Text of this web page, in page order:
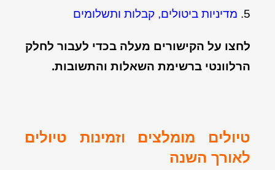
5. מדיניות ביטולים, קבלות ותשלומים
לחצו על הקישורים מעלה בכדי לעבור לחלק
הרלוונטי ברשימת השאלות והתשובות.
טיולים מומלצים וזמינות טיולים
לאורך השנה